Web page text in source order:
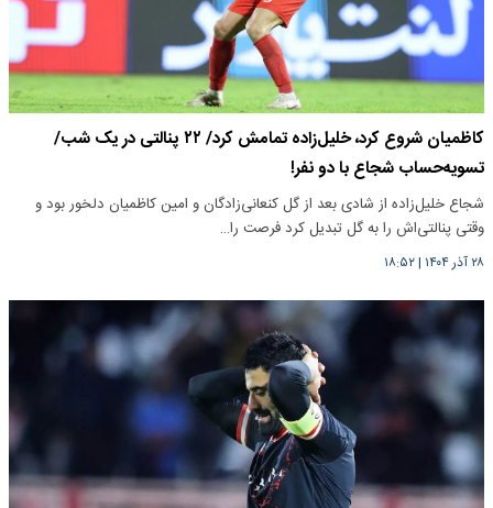
کاظمیان شروع کرد، خلیل‌زاده تمامش کرد/ ۲۲ پنالتی در یک شب/
تسویه‌حساب شجاع با دو نفر!
شجاع خلیل‌زاده از شادی بعد از گل کنعانی‌زادگان و امین کاظمیان دلخور بود و
وقتی پنالتی‌اش را به گل تبدیل کرد فرصت را…
۲۸ آذر ۱۴۰۴ |۱۸:۵۲